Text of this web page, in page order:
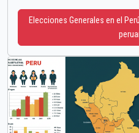
Elecciones Generales en el